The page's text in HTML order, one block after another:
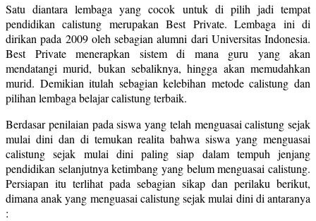
Satu diantara lembaga yang cocok untuk di pilih jadi tempat
pendidikan calistung merupakan Best Private. Lembaga ini di
dirikan pada 2009 oleh sebagian alumni dari Universitas Indonesia.
Best Private menerapkan sistem di mana guru yang akan
mendatangi murid, bukan sebaliknya, hingga akan memudahkan
murid. Demikian itulah sebagian kelebihan metode calistung dan
pilihan lembaga belajar calistung terbaik.
Berdasar penilaian pada siswa yang telah menguasai calistung sejak
mulai dini dan di temukan realita bahwa siswa yang menguasai
calistung sejak mulai dini paling siap dalam tempuh jenjang
pendidikan selanjutnya ketimbang yang belum menguasai calistung.
Persiapan itu terlihat pada sebagian sikap dan perilaku berikut,
dimana anak yang menguasai calistung sejak mulai dini di antaranya
: